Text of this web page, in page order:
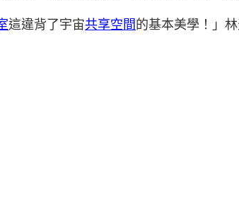
這違背了宇宙共享空間的基本美學！」